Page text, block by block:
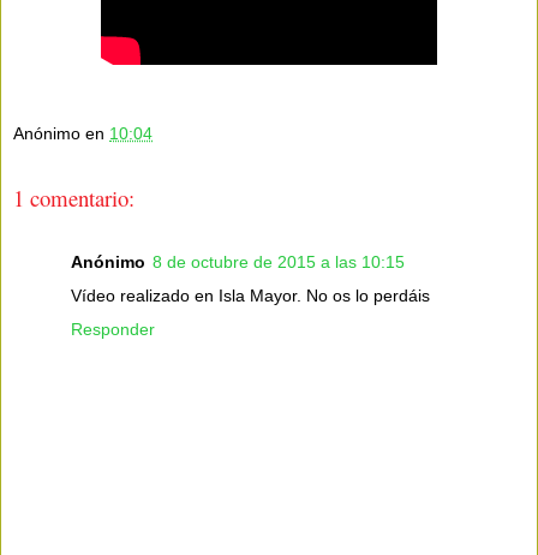
Anónimo en 10:04
1 comentario:
Anónimo 8 de octubre de 2015 a las 10:15
Vídeo realizado en Isla Mayor. No os lo perdáis
Responder